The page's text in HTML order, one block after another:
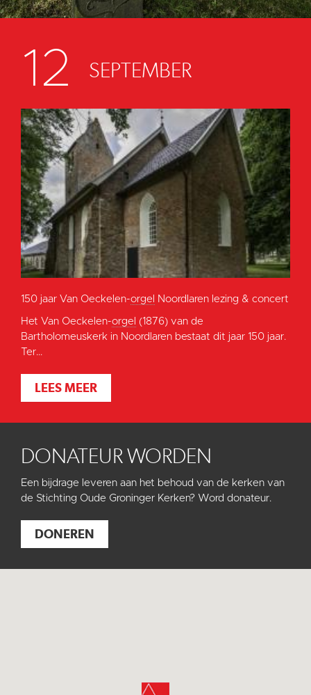
12 SEPTEMBER
150 jaar Van Oeckelen-orgel Noordlaren lezing & concert
Het Van Oeckelen-orgel (1876) van de
Bartholomeuskerk in Noordlaren bestaat dit jaar 150 jaar.
Ter...
LEES MEER
DONATEUR WORDEN
Een bijdrage leveren aan het behoud van de kerken van
de Stichting Oude Groninger Kerken? Word donateur.
DONEREN